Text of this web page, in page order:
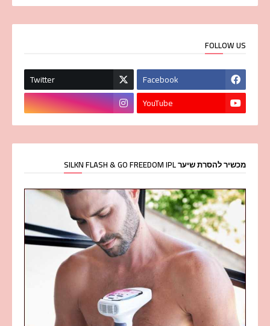
FOLLOW US
Facebook
Twitter
YouTube
מכשיר להסרת שיער SILKN FLASH & GO FREEDOM IPL